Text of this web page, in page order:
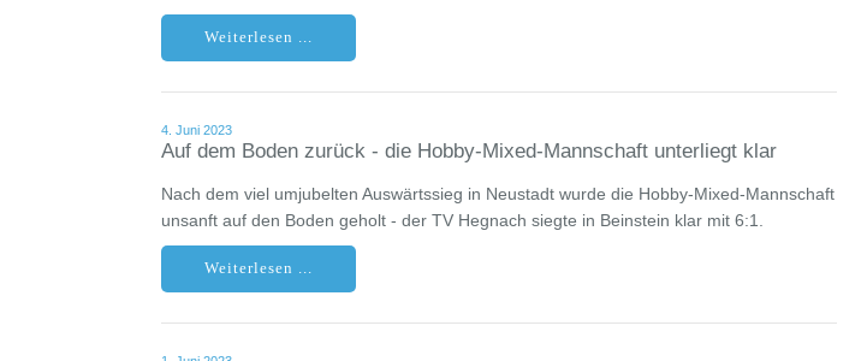
Weiterlesen ...
4. Juni 2023
Auf dem Boden zurück - die Hobby-Mixed-Mannschaft unterliegt klar
Nach dem viel umjubelten Auswärtssieg in Neustadt wurde die Hobby-Mixed-Mannschaft
unsanft auf den Boden geholt - der TV Hegnach siegte in Beinstein klar mit 6:1.
Weiterlesen ...